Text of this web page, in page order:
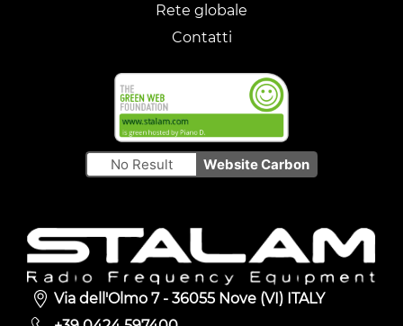
Rete globale
Contatti
No Result Website Carbon
Via dell'Olmo 7 - 36055 Nove (VI) ITALY